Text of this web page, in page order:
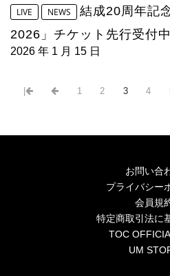
LIVE NEWS
結成20周年記
2026」チケット先行受付中
2026 年 1 月 15 日
1 2 3 4
お問い合
プライバシー
会員規
特定商取引法に
TOC
UM